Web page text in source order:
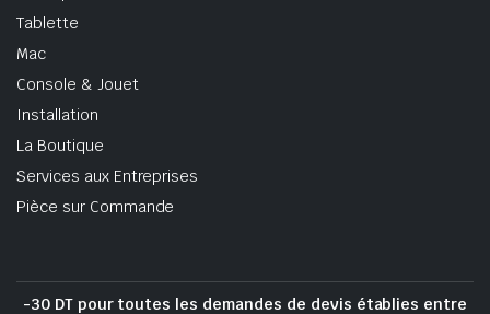
Tablette
Mac
Console & Jouet
Installation
La Boutique
Services aux Entreprises
Pièce sur Commande
-30 DT pour toutes les demandes de devis établies entre